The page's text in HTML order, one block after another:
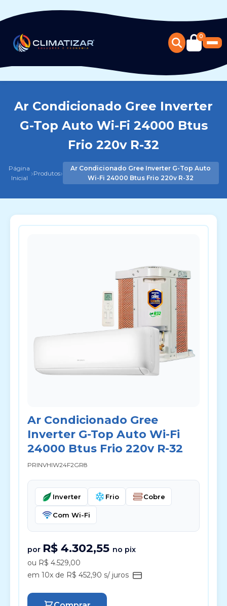
0
Ar Condicionado Gree Inverter
G-Top Auto Wi-Fi 24000 Btus
Frio 220v R-32
Página
Inicial ›Produtos›
Ar Condicionado Gree Inverter G-Top Auto
Wi-Fi 24000 Btus Frio 220v R-32
Ar Condicionado Gree
Inverter G-Top Auto Wi-Fi
24000 Btus Frio 220v R-32
PRINVHIW24F2GR8
Inverter Frio Cobre
Com Wi-Fi
por R$ 4.302,55 no pix
ou R$ 4.529,00
em 10x de R$ 452,90 s/ juros